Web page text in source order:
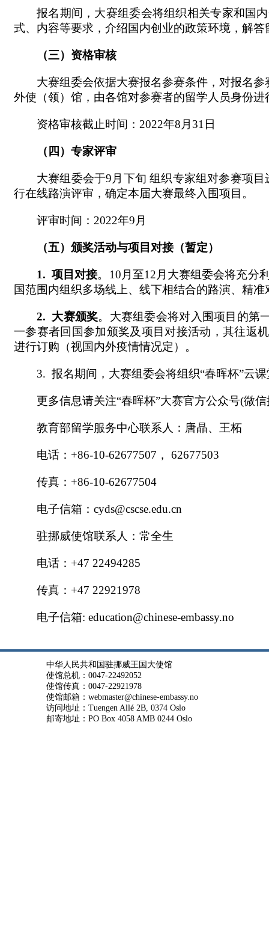
报名期间，大赛组委会将组织相关专家和国
式、内容等要求，介绍国内创业的政策环境，解
（三） 资格审核
大赛组委会依据大赛报名参赛条件，对报名
外使（领）馆，由各馆对参赛者的留学人员身份进
资格审核截止时间：2022年8月31日
（四） 专家评审
大赛组委会于9月下旬 组织专家组对参赛项
行在线路演评审，确定本届大赛最终入围项目。
评审时间：2022年9月
（五） 颁奖活动与项目对接（暂定）
1. 项目对接。10月至12月大赛组委会将充分
国范围内组织多场线上、线下相结合的路演、精
2. 大赛颁奖。大赛组委会将对入围项目的第
一参赛者回国参加颁奖及项目对接活动，其往返
进行订购（视国内外疫情情况定）。
3. 报名期间，大赛组委会将组织“春晖杯”云
更多信息请关注“春晖杯”大赛官方公众号(微
教育部留学服务中心联系人：唐晶、王柘
电话：+86-10-62677507， 62677503
传真：+86-10-62677504
电子信箱： cyds@cscse.edu.cn
驻挪威使馆联系人：常全生
电话：+47 22494285
传真：+47 22921978
电子信箱: education@chinese-embassy.no
中华人民共和国驻挪威王国大使馆
使馆总机：0047-22492052
使馆传真：0047-22921978
使馆邮箱：webmaster@chinese-embassy.no
访问地址：Tuengen Allé 2B, 0374 Oslo
邮寄地址：PO Box 4058 AMB 0244 Oslo